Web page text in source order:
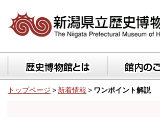
トップページ > 新着情報 > ワンポイント解説